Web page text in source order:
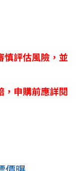
慎評估風險，並
，申購前應詳閱